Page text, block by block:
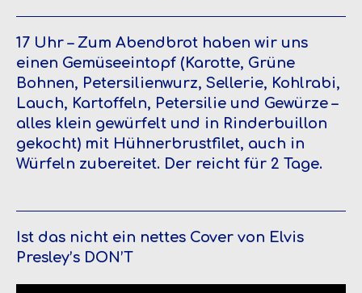
17 Uhr – Zum Abendbrot haben wir uns
einen Gemüseeintopf (Karotte, Grüne
Bohnen, Petersilienwurz, Sellerie, Kohlrabi,
Lauch, Kartoffeln, Petersilie und Gewürze –
alles klein gewürfelt und in Rinderbuillon
gekocht) mit Hühnerbrustfilet, auch in
Würfeln zubereitet. Der reicht für 2 Tage.
Ist das nicht ein nettes Cover von Elvis
Presley’s DON’T